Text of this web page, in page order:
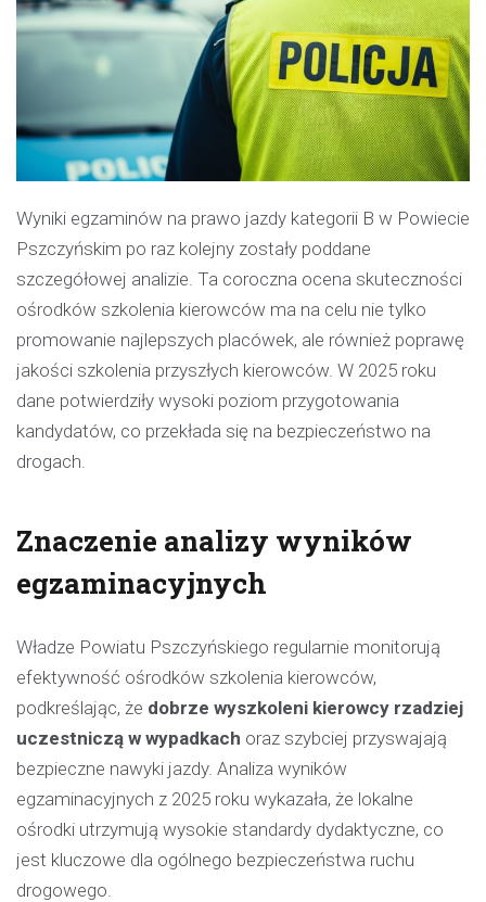
Wyniki egzaminów na prawo jazdy kategorii B w Powiecie
Pszczyńskim po raz kolejny zostały poddane
szczegółowej analizie. Ta coroczna ocena skuteczności
ośrodków szkolenia kierowców ma na celu nie tylko
promowanie najlepszych placówek, ale również poprawę
jakości szkolenia przyszłych kierowców. W 2025 roku
dane potwierdziły wysoki poziom przygotowania
kandydatów, co przekłada się na bezpieczeństwo na
drogach.
Znaczenie analizy wyników
egzaminacyjnych
Władze Powiatu Pszczyńskiego regularnie monitorują
efektywność ośrodków szkolenia kierowców,
podkreślając, że dobrze wyszkoleni kierowcy rzadziej
uczestniczą w wypadkach oraz szybciej przyswajają
bezpieczne nawyki jazdy. Analiza wyników
egzaminacyjnych z 2025 roku wykazała, że lokalne
ośrodki utrzymują wysokie standardy dydaktyczne, co
jest kluczowe dla ogólnego bezpieczeństwa ruchu
drogowego.